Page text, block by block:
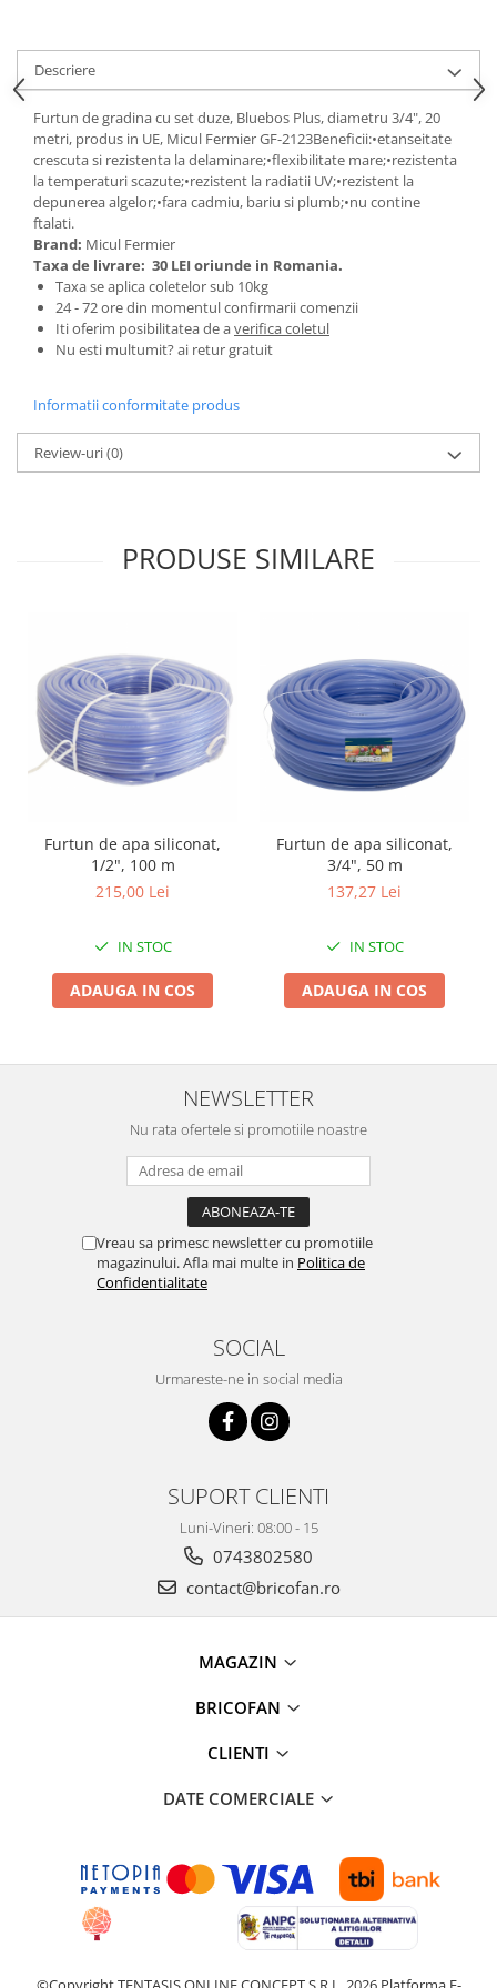
Incubatoare, oparitoare si
deplumatoare
Echipamente pentru animale
Aparate de tuns animale
Piese si accesorii aparate de tuns
animale
Tarcuri animale
Semanatori
Masini batut stalpi si accesorii
Roabe & accesorii
Casute gradina si cutii depozitare
Mobilier gradina
Corturi, Prelate si plase de
umbrire
Masini de cusut si accesorii
Articole antidaunatori gradina
Sere si solarii
Suflante si aspiratoare exterior
Unelte manuale de gradina -
Folie si plase pt plante
Masini de maturat manuale
Masini batut stalpi
Pentru Casa si Camping
voiaj
Accesorii aragaze & butelii
Pirostrii si accesorii pentru gatit
Iluminat & electrice
Prelungitoare & cabluri electrice
Corpuri de iluminat
Proiectoare & lampi de lucru
Cantare comerciale
Cantare Corporale
Aparate de spalat cu presiune si
Accesorii aparatele de spalat cu
Aparate de spalat cu presiune
Baterii bucatarie
Baterii cada
Baterii electrice
Descriere
Furtun de gradina cu set duze, Bluebos Plus, diametru 3/4", 20
metri, produs in UE, Micul Fermier GF-2123Beneficii:•etanseitate
crescuta si rezistenta la delaminare;•flexibilitate mare;•rezistenta
la temperaturi scazute;•rezistent la radiatii UV;•rezistent la
depunerea algelor;•fara cadmiu, bariu si plumb;•nu contine
ftalati.
Brand: Micul Fermier
Taxa de livrare: 30 LEI oriunde in Romania.
Taxa se aplica coletelor sub 10kg
24 - 72 ore din momentul confirmarii comenzii
Iti oferim posibilitatea de averifica coletul
Nu esti multumit? ai retur gratuit
Informatii conformitate produs
Review-uri(0)
PRODUSE SIMILARE
Furtun de apa siliconat,
1/2", 100 m
215,00 Lei
IN STOC
ADAUGA IN COS
Furtun de apa siliconat,
3/4", 50 m
137,27 Lei
IN STOC
ADAUGA IN COS
NEWSLETTER
Nu rata ofertele si promotiile noastre
Vreau sa primesc newsletter cu promotiile
magazinului. Afla mai multe in Politica de
Confidentialitate
SOCIAL
Urmareste-ne in social media
SUPORT CLIENTI
Luni-Vineri: 08:00 - 15
0743802580
contact@bricofan.ro
MAGAZIN
BRICOFAN
CLIENTI
DATE COMERCIALE